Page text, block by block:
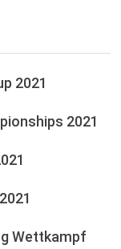
2021
2021
Wettkampf